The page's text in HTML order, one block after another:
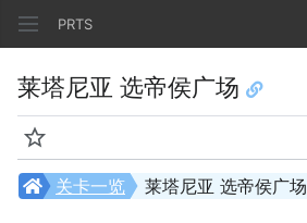
PRTS
莱塔尼亚 选帝侯广场
监视
莱塔尼亚 选帝侯广场
关卡一览